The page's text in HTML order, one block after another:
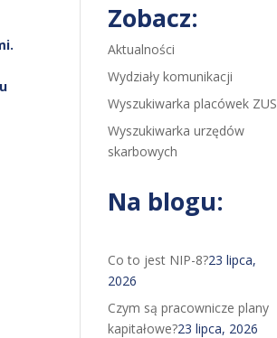
Zobacz:
Aktualności
Wydziały komunikacji
Wyszukiwarka placówek ZUS
Wyszukiwarka urzędów
skarbowych
Na blogu:
Co to jest NIP-8?23 lipca,
2026
Czym są pracownicze plany
kapitałowe?23 lipca, 2026